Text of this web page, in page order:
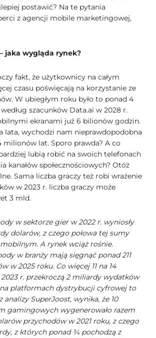
postawić? Na te pytania
z agencji mobile marketingowej,
jaka wygląda rynek?
fakt, że użytkownicy na całym
czasu poświęcają na korzystanie ze
W ubiegłym roku było to ponad 4
szacunków Data.ai w 2028 r.
ekranami już 6 bilionów godzin.
lata, wychodzi nam nieprawdopodobna
milionów lat. Sporo prawda? A co
lubią robić na swoich telefonach
kanałów społecznościowych? Otóż
Sama liczba graczy też robi wrażenie
w 2023 r. liczba graczy może
3 mld.
w sektorze gier w 2022 r. wyniosły
dolarów, z czego połowa tej sumy
A rynek wciąż rośnie.
w branży mają sięgnąć ponad 211
w 2025 roku. Co więcej 11 na 14
r. przekroczą 2 miliardy wydatków
platformach dystrybucji cyfrowej to
analizy SuperJoost, wynika, że 10
gamingowych wygenerowało razem
przychodów w 2021 roku, z czego
z których ponad ¾ pochodzą z